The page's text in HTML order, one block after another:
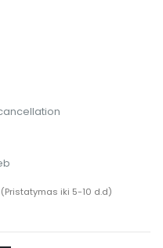
iki 5-10 d.d)